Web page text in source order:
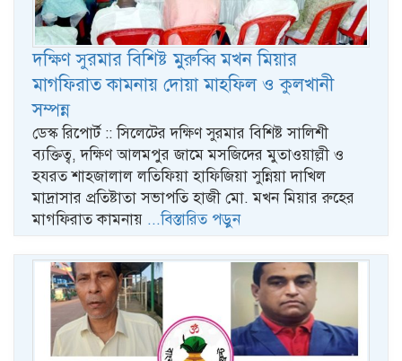
দক্ষিণ সুরমার বিশিষ্ট মুরুব্বি মখন মিয়ার
মাগফিরাত কামনায় দোয়া মাহফিল ও কুলখানী
সম্পন্ন
ডেস্ক রিপোর্ট :: সিলেটের দক্ষিণ সুরমার বিশিষ্ট সালিশী
ব্যক্তিত্ব, দক্ষিণ আলমপুর জামে মসজিদের মুতাওয়াল্লী ও
হযরত শাহজালাল লতিফিয়া হাফিজিয়া সুন্নিয়া দাখিল
মাদ্রাসার প্রতিষ্টাতা সভাপতি হাজী মো. মখন মিয়ার রুহের
মাগফিরাত কামনায় ...বিস্তারিত পড়ুন